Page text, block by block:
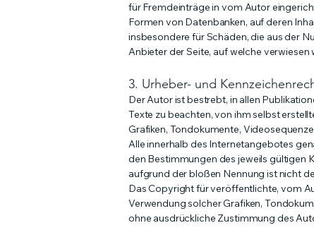
für Fremdeinträge in vom Autor
Formen von Datenbanken, auf deren
insbesondere für Schäden, die aus der
Anbieter der Seite, auf welche
3. Urheber- und
Der Autor ist bestrebt, in allen
Texte zu beachten, von ihm selbst
Grafiken, Tondokumente,
Alle innerhalb des Internetangebotes
den Bestimmungen des jeweils gültigen
aufgrund der bloßen Nennung ist nicht
Das Copyright für veröffentlichte, vom
Verwendung solcher Grafiken,
ohne ausdrückliche Zustimmung des